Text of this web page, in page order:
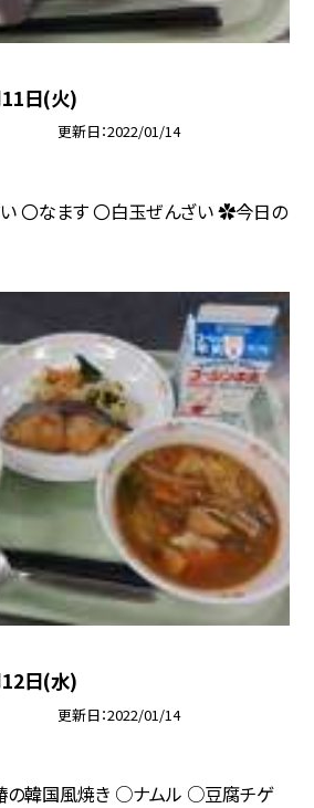
11日(火)
更新日 2022/01/14
〇なます 〇白玉ぜんざい ✿今日の
12日(水)
更新日 2022/01/14
韓国風焼き ○ナムル ○豆腐チゲ